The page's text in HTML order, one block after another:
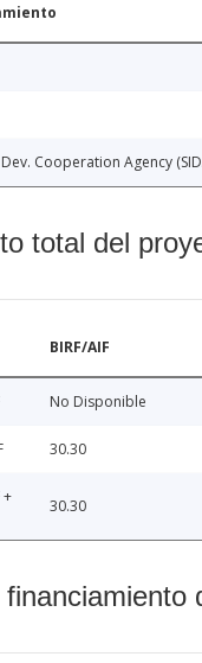
Dev. Cooperation Agency
total del
BIRF/AIF
No Disponible
30.30
+
30.30